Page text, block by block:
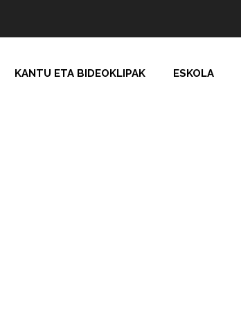
KANTU ETA BIDEOKLIPAK ESKOLA